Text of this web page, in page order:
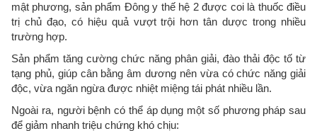
mật phương, sản phẩm Đông y thế hệ 2 được coi là thuốc điều
trị chủ đạo, có hiệu quả vượt trội hơn tân dược trong nhiều
trường hợp.
Sản phẩm tăng cường chức năng phân giải, đào thải độc tố từ
tạng phủ, giúp cân bằng âm dương nên vừa có chức năng giải
độc, vừa ngăn ngừa được nhiệt miệng tái phát nhiều lần.
Ngoài ra, người bệnh có thể áp dụng một số phương pháp sau
để giảm nhanh triệu chứng khó chịu: